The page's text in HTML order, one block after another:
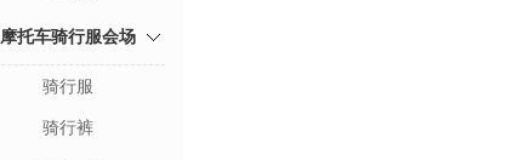
摩托车骑行服会场
骑行服
骑行裤